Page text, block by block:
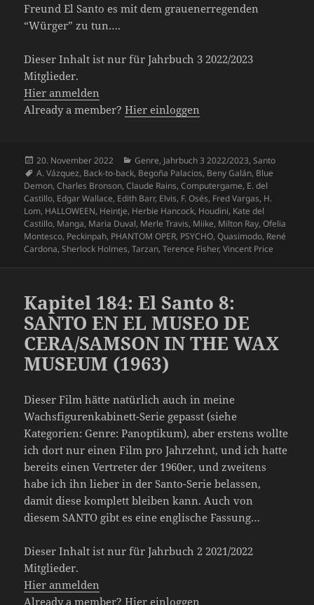
Freund El Santo es mit dem grauenerregenden
“Würger” zu tun….
Dieser Inhalt ist nur für Jahrbuch 3 2022/2023
Mitglieder.
Hier anmelden
Already a member?Hier einloggen
Veröffentlicht
am
20. November 2022 Kategorien
Genre, Jahrbuch 3 2022/2023,Santo
Schlagwörter
A. Vázquez, Back-to-back, Begoña Palacios, Beny Galán, Blue
Demon,Charles Bronson,Claude Rains,Computergame, E. del
Castillo, Edgar Wallace, Edith Barr, Elvis, F. Osés, Fred Vargas, H.
Lom, HALLOWEEN, Heintje, Herbie Hancock, Houdini, Kate del
Castillo, Manga, Maria Duval, Merle Travis, Miike, Milton Ray,Ofelia
Montesco, Peckinpah, PHANTOM OPER, PSYCHO,Quasimodo, René
Cardona,Sherlock Holmes,Tarzan,Terence Fisher,Vincent Price
Kapitel 184: El Santo 8:
SANTO EN EL MUSEO DE
CERA/SAMSON IN THE WAX
MUSEUM (1963)
Dieser Film hätte natürlich auch in meine
Wachsfigurenkabinett-Serie gepasst (siehe
Kategorien: Genre: Panoptikum), aber erstens wollte
ich dort nur einen Film pro Jahrzehnt, und ich hatte
bereits einen Vertreter der 1960er, und zweitens
habe ich ihn lieber in der Santo-Serie belassen,
damit diese komplett bleiben kann. Auch von
diesem SANTO gibt es eine englische Fassung…
Dieser Inhalt ist nur für Jahrbuch 2 2021/2022
Mitglieder.
Hier anmelden
Already a member?Hier einloggen